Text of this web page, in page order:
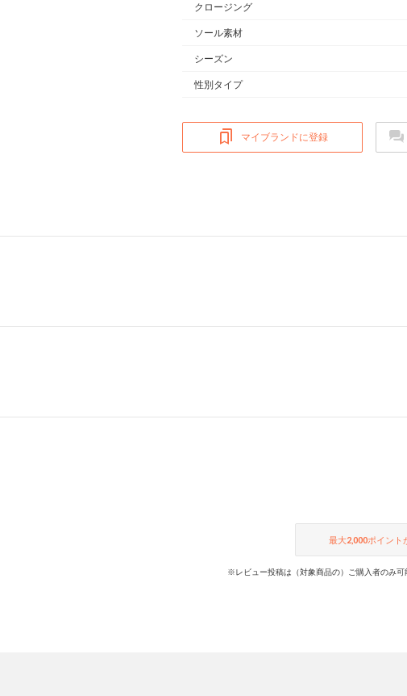
クロージング
ソール素材
シーズン
性別タイプ
マイブランドに登録
最大2,000ポイント
※レビュー投稿は（対象商品の）ご購入者のみ